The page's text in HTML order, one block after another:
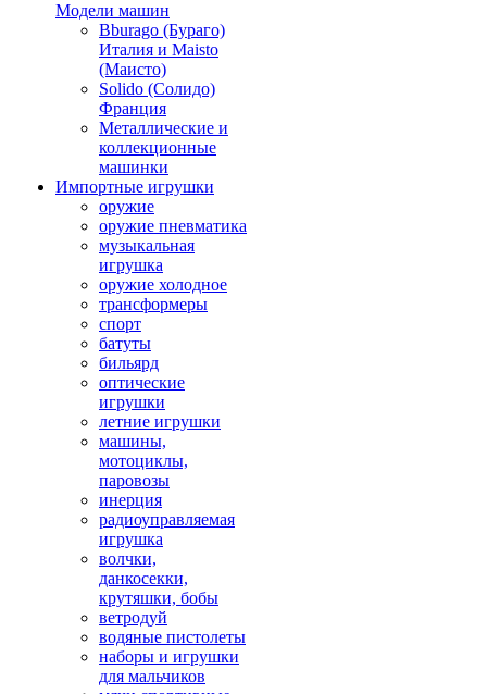
Модели машин
Bburago (Бураго)
Италия и Maisto
(Маисто)
Solido (Солидо)
Франция
Металлические и
коллекционные
машинки
Импортные игрушки
оружие
оружие пневматика
музыкальная
игрушка
оружие холодное
трансформеры
спорт
батуты
бильярд
оптические
игрушки
летние игрушки
машины,
мотоциклы,
паровозы
инерция
радиоуправляемая
игрушка
волчки,
данкосекки,
крутяшки, бобы
ветродуй
водяные пистолеты
наборы и игрушки
для мальчиков